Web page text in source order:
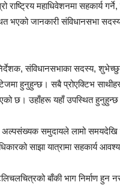
महाधिवेशनमा सहकार्य गर्ने,
भएको जानकारी संविधानसभा
निर्देशक, संविधानसभाका सदस्य,
हुनुहुन्छ। सबै प्रोएक्टिभ
छ। उहाँहरू यहाँ उपस्थित
समुदायले लामो समयदेखि
साझा यात्रामा सहकार्य
बाँकी भाग निर्माण हुन